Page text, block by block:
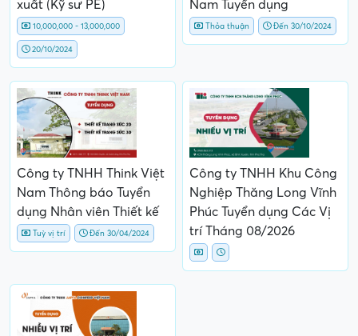
xuất (Kỹ sư PE)
10,000,000 - 13,000,000
20/10/2024
Nam Tuyển dụng
Thỏa thuận Đến 30/10/2024
Công ty TNHH Think Việt
Nam Thông báo Tuyển
dụng Nhân viên Thiết kế
Tuỳ vị trí Đến 30/04/2024
Công ty TNHH Khu Công
Nghiệp Thăng Long Vĩnh
Phúc Tuyển dụng Các Vị
trí Tháng 08/2026